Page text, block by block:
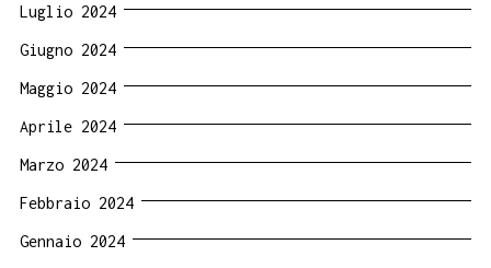
Luglio 2024
Giugno 2024
Maggio 2024
Aprile 2024
Marzo 2024
Febbraio 2024
Gennaio 2024